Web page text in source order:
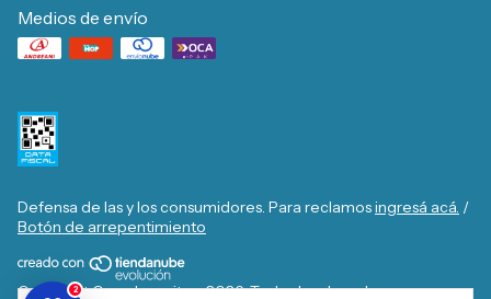
Medios de envío
Defensa de las y los consumidores. Para reclamosingresá acá. /
Botón de arrepentimiento
Copyright Casa Josecito - 2026. Todos los derechos
2